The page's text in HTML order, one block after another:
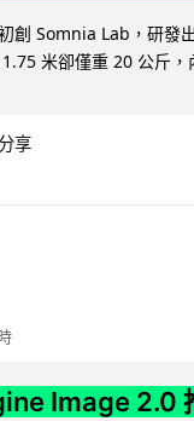
創 Somnia Lab，研發
米卻僅重 20 公斤
享
Image 2.0